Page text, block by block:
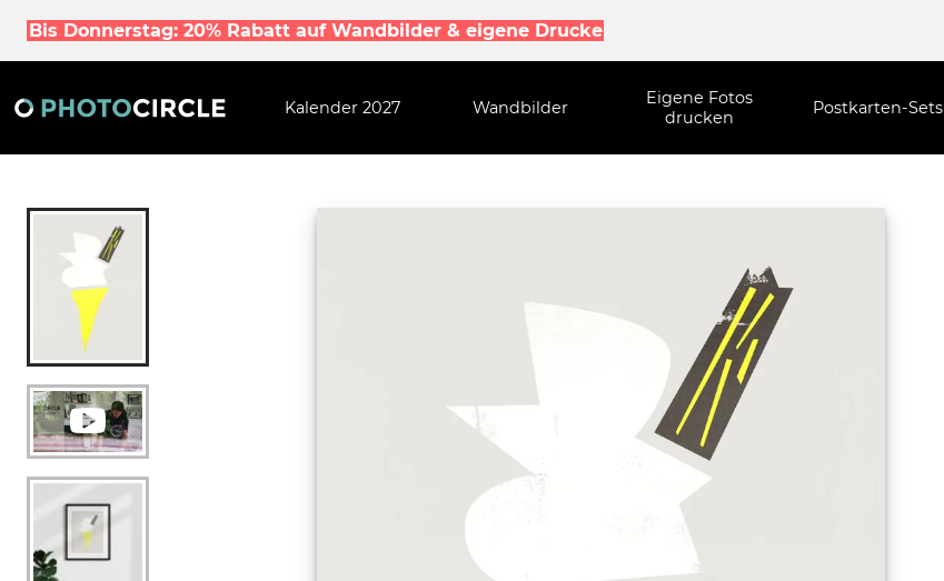
Bis Donnerstag: 20% Rabatt auf Wandbilder & eigene Drucke
Kalender 2027 Wandbilder
Eigene Fotos
drucken
Postkarten-Sets